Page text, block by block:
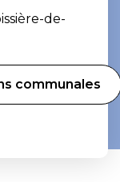
de-
communales